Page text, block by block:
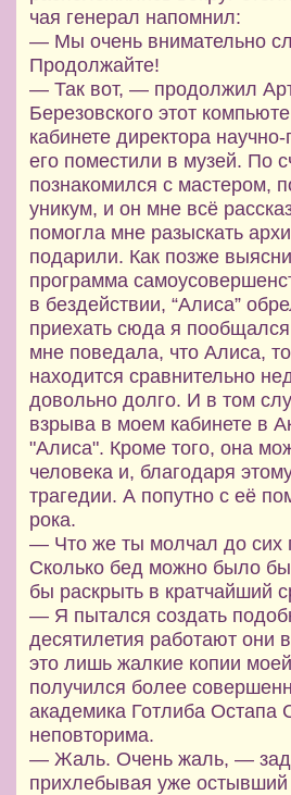
чая генерал напомнил:
— Мы очень внимательно
Продолжайте!
— Так вот, — продолжил
Березовского этот
кабинете директора
его поместили в музей. По
познакомился с мастером,
уникум, и он мне всё
помогла мне разыскать
подарили. Как позже
программа
в бездействии, “Алиса”
приехать сюда я
мне поведала, что Алиса,
находится сравнительно
довольно долго. И в том
взрыва в моем кабинете в
"Алиса". Кроме того, она
человека и, благодаря
трагедии. А попутно с её
рока.
— Что же ты молчал до сих
Сколько бед можно было
бы раскрыть в кратчайший
— Я пытался создать
десятилетия работают они
это лишь жалкие копии
получился более
академика Готлиба Остапа
неповторима.
— Жаль. Очень жаль, —
прихлебывая уже